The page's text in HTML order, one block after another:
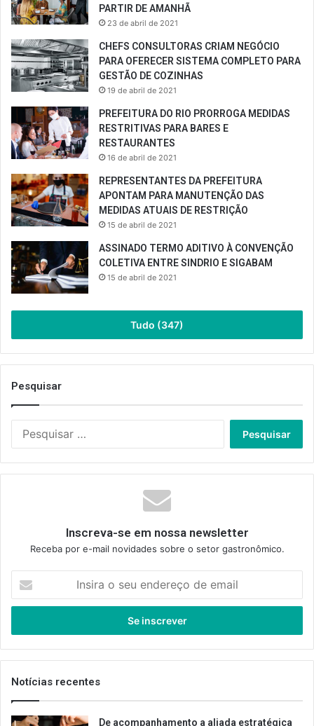
PARTIR DE AMANHÃ
23 de abril de 2021
CHEFS CONSULTORAS CRIAM NEGÓCIO
PARA OFERECER SISTEMA COMPLETO PARA
GESTÃO DE COZINHAS
19 de abril de 2021
PREFEITURA DO RIO PRORROGA MEDIDAS
RESTRITIVAS PARA BARES E
RESTAURANTES
16 de abril de 2021
REPRESENTANTES DA PREFEITURA
APONTAM PARA MANUTENÇÃO DAS
MEDIDAS ATUAIS DE RESTRIÇÃO
15 de abril de 2021
ASSINADO TERMO ADITIVO À CONVENÇÃO
COLETIVA ENTRE SINDRIO E SIGABAM
15 de abril de 2021
Tudo (347)
Pesquisar
Inscreva-se em nossa newsletter
Receba por e-mail novidades sobre o setor gastronômico.
seu
de
email
Notícias recentes
De acompanhamento a aliada estratégica